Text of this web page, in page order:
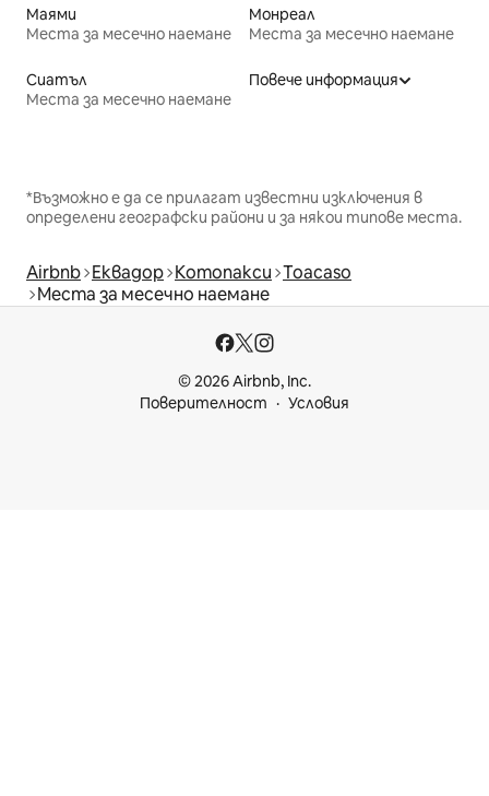
Маями
Места за месечно наемане
Монреал
Места за месечно наемане
Сиатъл
Места за месечно наемане
Повече информация
*Възможно е да се прилагат известни изключения в
определени географски райони и за някои типове места.
Airbnb Еквадор Котопакси Toacaso
Места за месечно наемане
© 2026 Airbnb, Inc.
Поверителност
Условия